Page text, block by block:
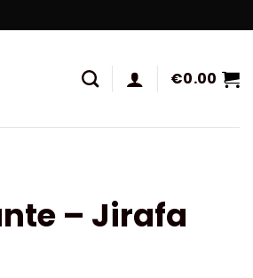
€0.00
– Jirafa